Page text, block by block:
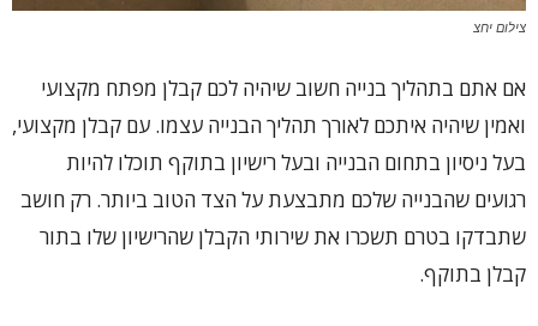
צילום יחצ
אם אתם בתהליך בנייה חשוב שיהיה לכם קבלן מפתח מקצועי
ואמין שיהיה איתכם לאורך תהליך הבנייה עצמו. עם קבלן מקצועי,
בעל ניסיון בתחום הבנייה ובעל רישיון בתוקף תוכלו להיות
רגועים שהבנייה שלכם מתבצעת על הצד הטוב ביותר. רק חושב
שתבדקו בטרם תשכרו את שירותי הקבלן שהרישיון שלו בתור
קבלן בתוקף.